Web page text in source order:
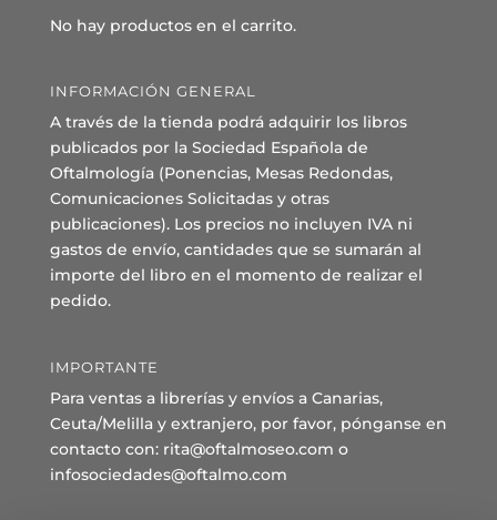
No hay productos en el carrito.
INFORMACIÓN GENERAL
A través de la tienda podrá adquirir los libros
publicados por la Sociedad Española de
Oftalmología (Ponencias, Mesas Redondas,
Comunicaciones Solicitadas y otras
publicaciones). Los precios no incluyen IVA ni
gastos de envío, cantidades que se sumarán al
importe del libro en el momento de realizar el
pedido.
IMPORTANTE
Para ventas a librerías y envíos a Canarias,
Ceuta/Melilla y extranjero, por favor, pónganse en
contacto con: rita@oftalmoseo.com o
infosociedades@oftalmo.com